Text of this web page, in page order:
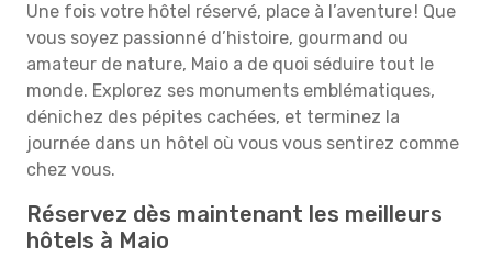
Une fois votre hôtel réservé, place à l’aventure ! Que
vous soyez passionné d’histoire, gourmand ou
amateur de nature, Maio a de quoi séduire tout le
monde. Explorez ses monuments emblématiques,
dénichez des pépites cachées, et terminez la
journée dans un hôtel où vous vous sentirez comme
chez vous.
Réservez dès maintenant les meilleurs
hôtels à Maio